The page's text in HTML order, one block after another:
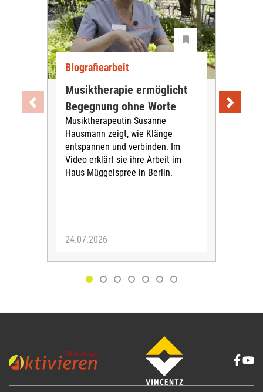
Biografiearbeit
Musiktherapie ermöglicht
Begegnung ohne Worte
Musiktherapeutin Susanne
Hausmann zeigt, wie Klänge
entspannen und verbinden. Im
Video erklärt sie ihre Arbeit im
Haus Müggelspree in Berlin.
24.07.2026